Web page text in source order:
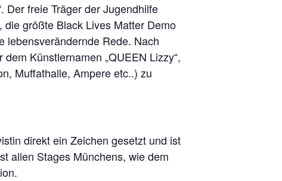
Der freie Träger der Jugendhilfe
größte Black Lives Matter Demo
lebensverändernde Rede. Nach
Künstlernamen „QUEEN Lizzy“,
Muffathalle, Ampere etc..) zu
direkt ein Zeichen gesetzt und ist
allen Stages Münchens, wie dem